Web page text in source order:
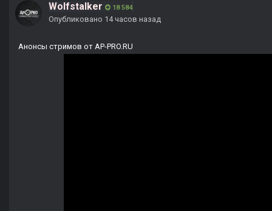
Wolfstalker 18 584
Опубликовано 14 часов назад
Анонсы стримов от AP-PRO.RU